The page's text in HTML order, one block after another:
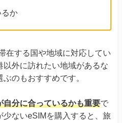
るか
在する国や地域に対応してい
以外に訪れたい地域があるな
のもおすすめです。
自分に合っているかも重要で
ないeSIMを購入すると、旅